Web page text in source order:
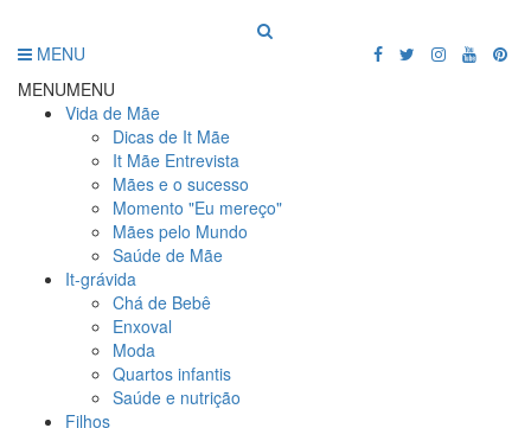
MENU
MENUMENU
Vida de Mãe
Dicas de It Mãe
It Mãe Entrevista
Mães e o sucesso
Momento "Eu mereço"
Mães pelo Mundo
Saúde de Mãe
It-grávida
Chá de Bebê
Enxoval
Moda
Quartos infantis
Saúde e nutrição
Filhos